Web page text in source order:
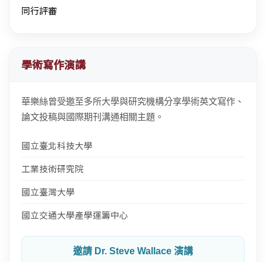
同行評審
學術寫作演講
華樂絲曾受邀至多所大學與研究機構分享學術英文寫作、
論文投稿與國際期刊溝通相關主題。
國立臺北科技大學
工業技術研究院
國立臺灣大學
國立交通大學產學運籌中心
邀請 Dr. Steve Wallace 演講